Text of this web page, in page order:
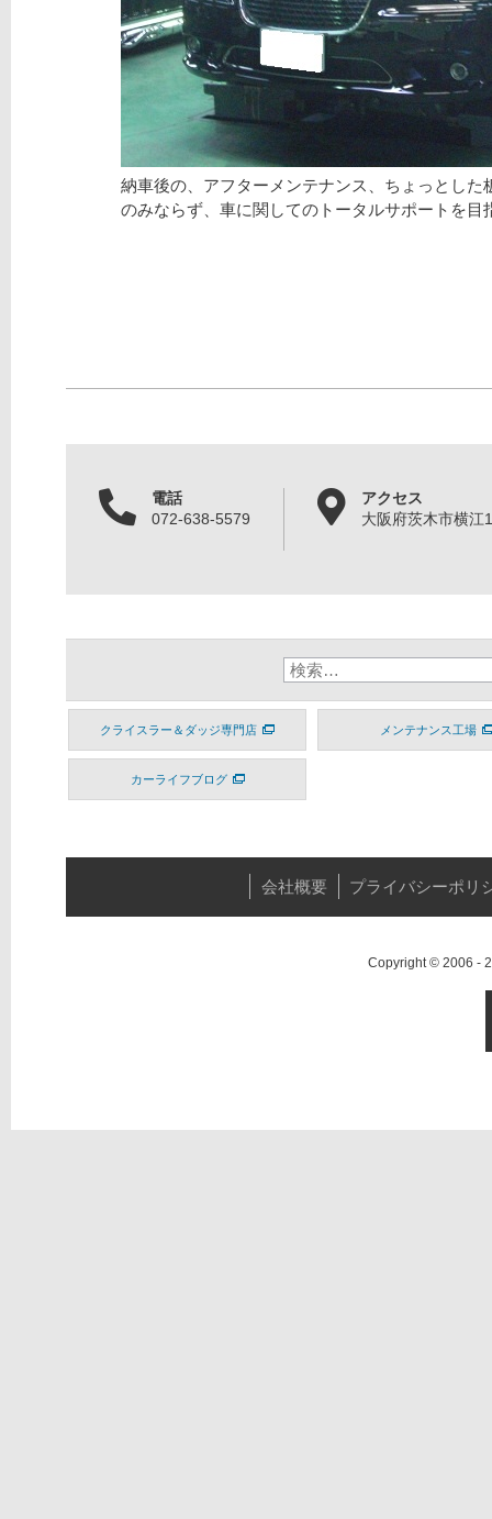
納車後の、アフターメンテナンス、ちょっとした
のみならず、車に関してのトータルサポートを目
電話
072-638-5579
アクセス
大阪府茨木市横江
クライスラー＆ダッジ専門店 メンテナンス工場
カーライフブログ
会社概要 プライバシーポリ
Copyright © 2006 -